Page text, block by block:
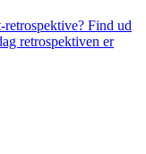
Find ud
retrospektiven er